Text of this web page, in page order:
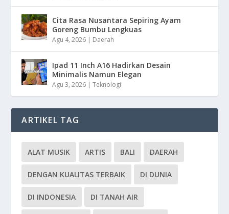
Cita Rasa Nusantara Sepiring Ayam
Goreng Bumbu Lengkuas
Agu 4, 2026 | Daerah
Ipad 11 Inch A16 Hadirkan Desain
Minimalis Namun Elegan
Agu 3, 2026 |Teknologi
ARTIKEL TAG
ALAT MUSIK ARTIS BALI DAERAH
DENGAN KUALITAS TERBAIK DI DUNIA
DI INDONESIA DI TANAH AIR